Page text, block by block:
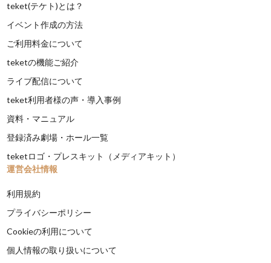
teket(テケト)とは？
イベント作成の方法
ご利用料金について
teketの機能ご紹介
ライブ配信について
teket利用者様の声・導入事例
資料・マニュアル
登録済み劇場・ホール一覧
teketロゴ・プレスキット（メディアキット）
運営会社情報
利用規約
プライバシーポリシー
Cookieの利用について
個人情報の取り扱いについて